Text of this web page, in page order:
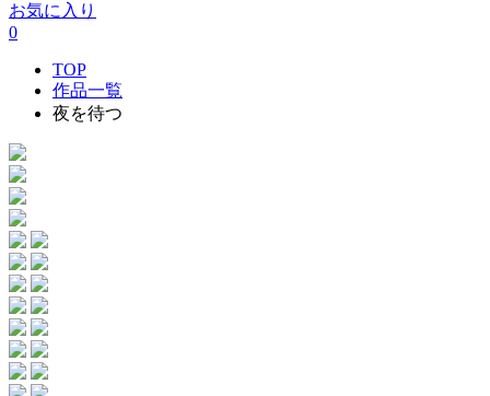
お気に入り
0
TOP
作品一覧
夜を待つ